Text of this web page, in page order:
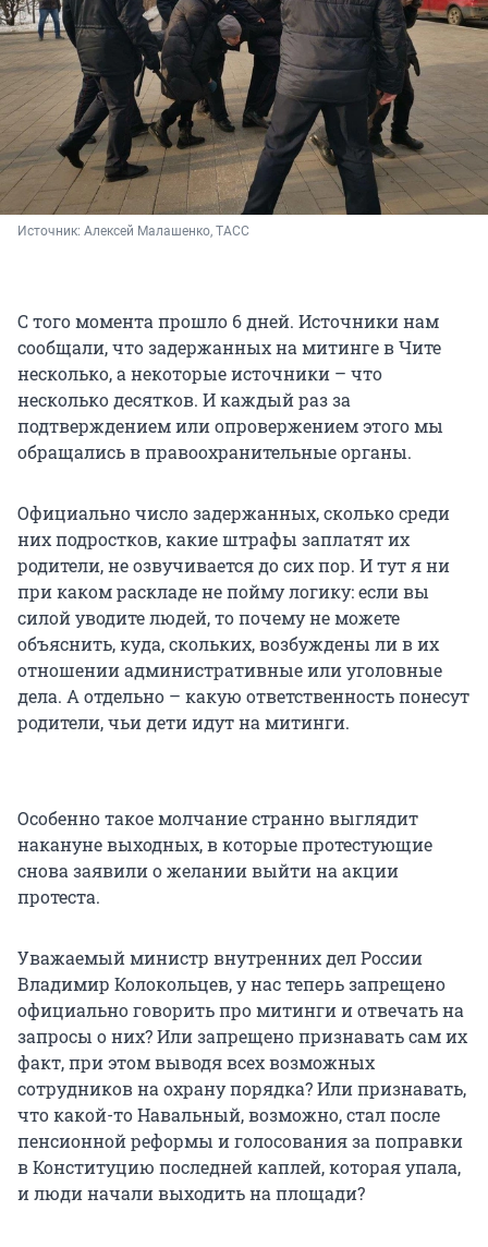
Источник: Алексей Малашенко, ТАСС
С того момента прошло 6 дней. Источники нам
сообщали, что задержанных на митинге в Чите
несколько, а некоторые источники – что
несколько десятков. И каждый раз за
подтверждением или опровержением этого мы
обращались в правоохранительные органы.
Официально число задержанных, сколько среди
них подростков, какие штрафы заплатят их
родители, не озвучивается до сих пор. И тут я ни
при каком раскладе не пойму логику: если вы
силой уводите людей, то почему не можете
объяснить, куда, скольких, возбуждены ли в их
отношении административные или уголовные
дела. А отдельно – какую ответственность понесут
родители, чьи дети идут на митинги.
Особенно такое молчание странно выглядит
накануне выходных, в которые протестующие
снова заявили о желании выйти на акции
протеста.
Уважаемый министр внутренних дел России
Владимир Колокольцев, у нас теперь запрещено
официально говорить про митинги и отвечать на
запросы о них? Или запрещено признавать сам их
факт, при этом выводя всех возможных
сотрудников на охрану порядка? Или признавать,
что какой-то Навальный, возможно, стал после
пенсионной реформы и голосования за поправки
в Конституцию последней каплей, которая упала,
и люди начали выходить на площади?